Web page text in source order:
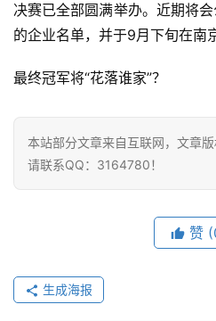
决赛已全部圆满举办。近期将
的企业名单，并于9月下旬在南
最终冠军将“花落谁家”？
本站部分文章来自互联网，文章
请联系QQ：3164780！
赞
生成海报